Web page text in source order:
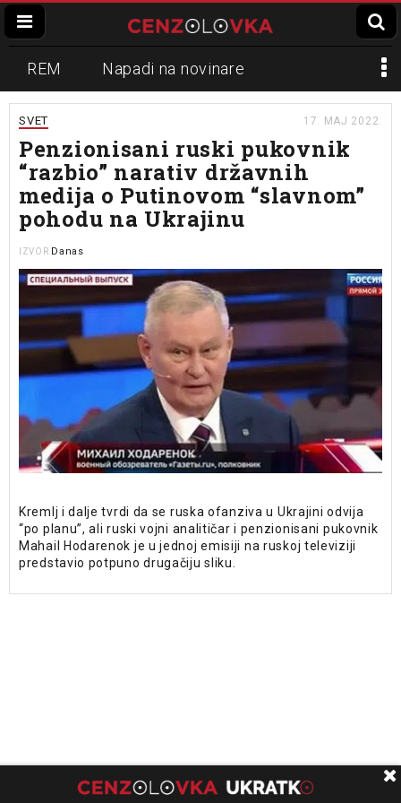
REM Napadi na novinare
Zvučni top
Propaganda Lokalni mediji
Informer Slavko Ćuruvija
SVET 17. MAJ 2022.
Penzionisani ruski pukovnik
“razbio” narativ državnih
medija o Putinovom “slavnom”
pohodu na Ukrajinu
IZVOR Danas
Kremlj i dalje tvrdi da se ruska ofanziva u Ukrajini odvija
“po planu”, ali ruski vojni analitičar i penzionisani pukovnik
Mahail Hodarenok je u jednoj emisiji na ruskoj televiziji
predstavio potpuno drugačiju sliku.